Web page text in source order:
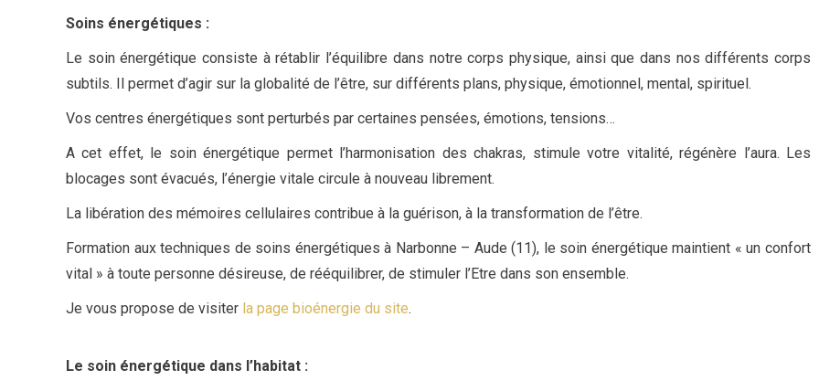
Soins énergétiques :
Le soin énergétique consiste à rétablir l’équilibre dans notre corps physique, ainsi que dans nos différents corps
subtils. Il permet d’agir sur la globalité de l’être, sur différents plans, physique, émotionnel, mental, spirituel.
Vos centres énergétiques sont perturbés par certaines pensées, émotions, tensions…
A cet effet, le soin énergétique permet l’harmonisation des chakras, stimule votre vitalité, régénère l’aura. Les
blocages sont évacués, l’énergie vitale circule à nouveau librement.
La libération des mémoires cellulaires contribue à la guérison, à la transformation de l’être.
Formation aux techniques de soins énergétiques à Narbonne – Aude (11), le soin énergétique maintient « un confort
vital » à toute personne désireuse, de rééquilibrer, de stimuler l’Etre dans son ensemble.
Je vous propose de visiter la page bioénergie du site.
Le soin énergétique dans l’habitat :